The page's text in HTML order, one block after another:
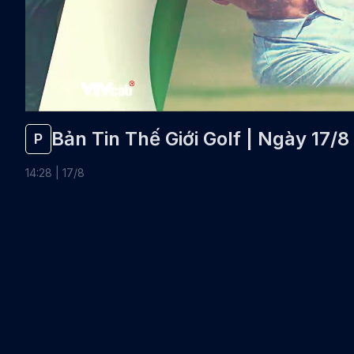
P Bản Tin Thế Giới Golf | Ngày 17/8
14:28 17/8